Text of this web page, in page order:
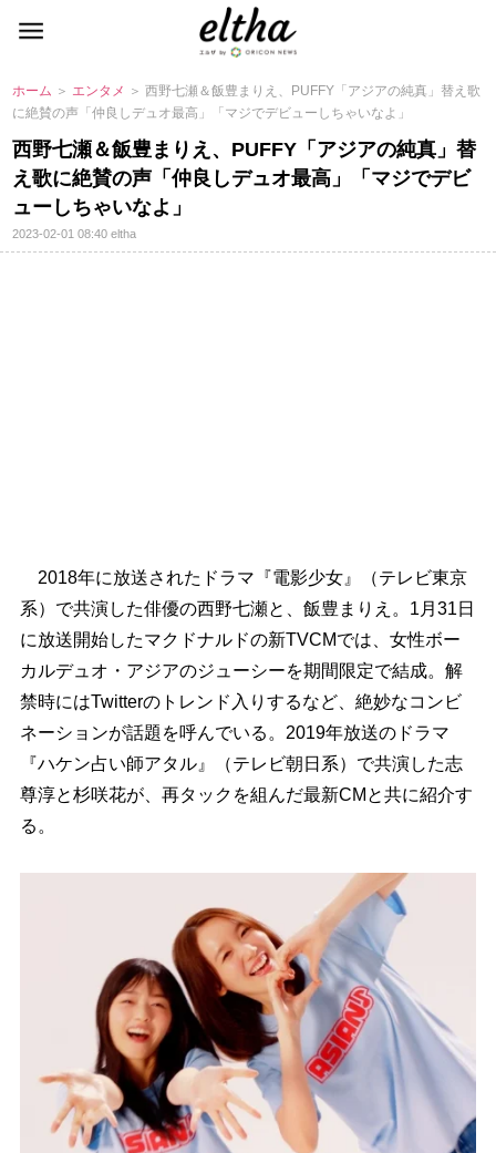
ホーム ＞ エンタメ ＞ 西野七瀬＆飯豊まりえ、PUFFY「アジアの純真」替え歌
に絶賛の声「仲良しデュオ最高」「マジでデビューしちゃいなよ」
西野七瀬＆飯豊まりえ、PUFFY「アジアの純真」替
え歌に絶賛の声「仲良しデュオ最高」「マジでデビ
ューしちゃいなよ」
2023-02-01 08:40eltha
2018年に放送されたドラマ『電影少女』（テレビ東京
系）で共演した俳優の西野七瀬と、飯豊まりえ。1月31日
に放送開始したマクドナルドの新TVCMでは、女性ボー
カルデュオ・アジアのジューシーを期間限定で結成。解
禁時にはTwitterのトレンド入りするなど、絶妙なコンビ
ネーションが話題を呼んでいる。2019年放送のドラマ
『ハケン占い師アタル』（テレビ朝日系）で共演した志
尊淳と杉咲花が、再タックを組んだ最新CMと共に紹介す
る。